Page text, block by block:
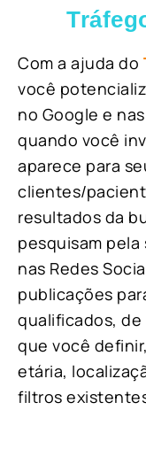
Com a ajuda do
você
no Google e
quando você
aparece para
clientes/
resultados da
pesquisam pela
nas Redes
publicações
qualificados,
que você
etária,
filtros